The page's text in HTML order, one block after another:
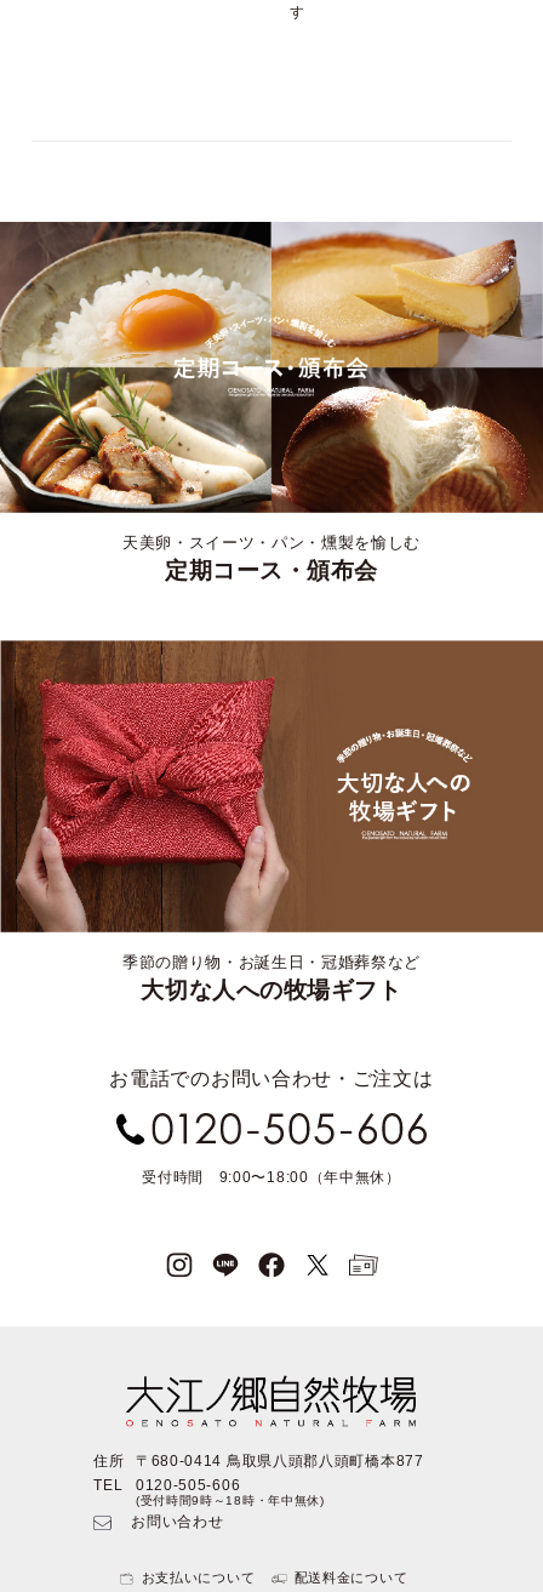
す
天美卵・スイーツ・パン・燻製を愉しむ
定期コース・頒布会
季節の贈り物・お誕生日・冠婚葬祭など
大切な人への牧場ギフト
お電話でのお問い合わせ・ご注文は
受付時間 9:00〜18:00（年中無休）
住所
〒680-0414 鳥取県八頭郡八頭町橋本877
TEL
0120-505-606
(受付時間9時～18時・年中無休)
お問い合わせ
お支払いについて 配送料金について